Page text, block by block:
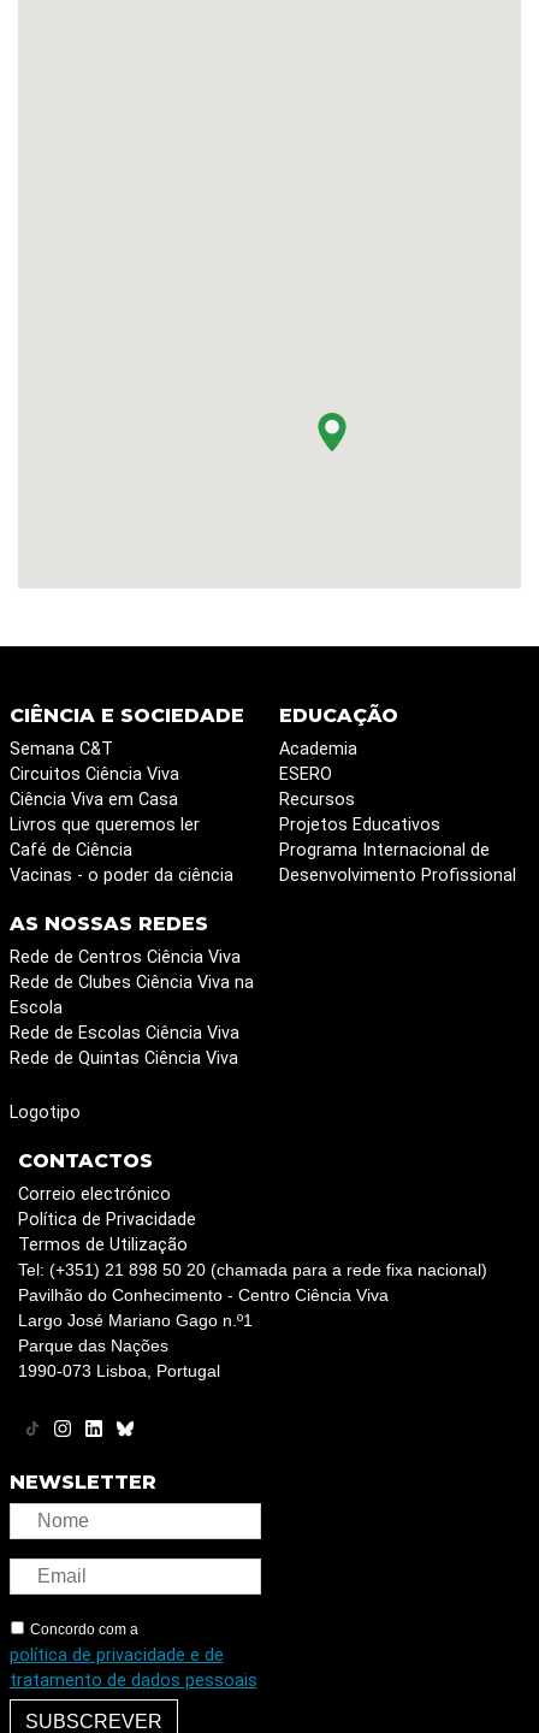
CIÊNCIA E SOCIEDADE
Semana C&T
Circuitos Ciência Viva
Ciência Viva em Casa
Livros que queremos ler
Café de Ciência
Vacinas - o poder da ciência
EDUCAÇÃO
Academia
ESERO
Recursos
Projetos Educativos
Programa Internacional de
Desenvolvimento Profissional
AS NOSSAS REDES
Rede de Centros Ciência Viva
Rede de Clubes Ciência Viva na
Escola
Rede de Escolas Ciência Viva
Rede de Quintas Ciência Viva
Logotipo
CONTACTOS
Correio electrónico
Política de Privacidade
Termos de Utilização
Tel: (+351) 21 898 50 20 (chamada para a rede fixa nacional)
Pavilhão do Conhecimento - Centro Ciência Viva
Largo José Mariano Gago n.º1
Parque das Nações
1990-073 Lisboa, Portugal
NEWSLETTER
Concordo com a
política de privacidade e de
tratamento de dados pessoais
SUBSCREVER